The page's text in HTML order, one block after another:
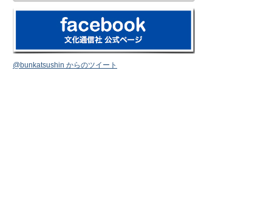
@bunkatsushin からのツイート